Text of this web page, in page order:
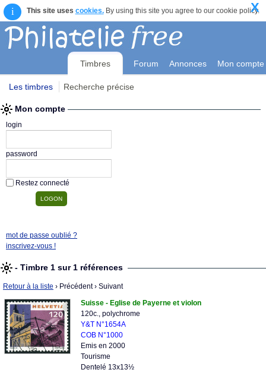
i This site uses cookies.By using this site you agree to our cookie policy.
X
Timbres Forum Annonces Mon compte
Les timbres Recherche précise
Mon compte
login
password
Restez connecté
mot de passe oublié ?
inscrivez-vous !
- Timbre 1 sur 1 références
Retour à la liste › Précédent› Suivant
Suisse - Eglise de Payerne et violon
120c., polychrome
Y&T N°1654A
COB N°1000
Emis en 2000
Tourisme
Dentelé 13x13½